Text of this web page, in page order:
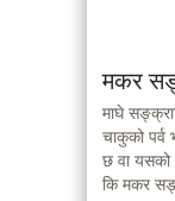
मकर
माघे
चाकुको पर्व
छ वा यसको
कि मकर